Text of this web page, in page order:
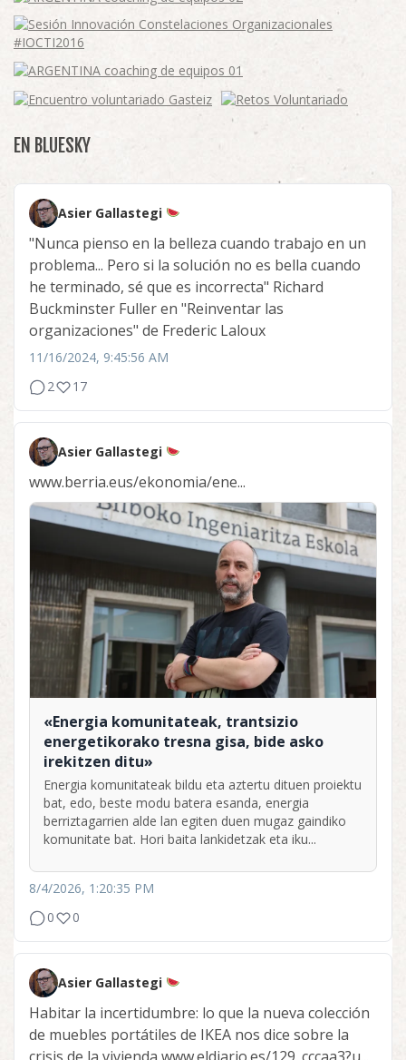
EN BLUESKY
Asier Gallastegi
"Nunca pienso en la belleza cuando trabajo en un
problema... Pero si la solución no es bella cuando
he terminado, sé que es incorrecta" Richard
Buckminster Fuller en "Reinventar las
organizaciones" de Frederic Laloux
11/16/2024, 9:45:56 AM
2
17
Asier Gallastegi
www.berria.eus/ekonomia/ene...
«Energia komunitateak, trantsizio
energetikorako tresna gisa, bide asko
irekitzen ditu»
Energia komunitateak bildu eta aztertu dituen proiektu
bat, edo, beste modu batera esanda, energia
berriztagarrien alde lan egiten duen mugaz gaindiko
komunitate bat. Hori baita lankidetzak eta iku...
8/4/2026, 1:20:35 PM
0
0
Asier Gallastegi
Habitar la incertidumbre: lo que la nueva colección
de muebles portátiles de IKEA nos dice sobre la